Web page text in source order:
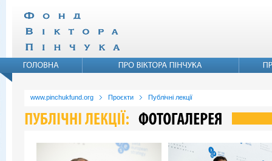
www.pinchukfund.org Проєкти Публічні лекції